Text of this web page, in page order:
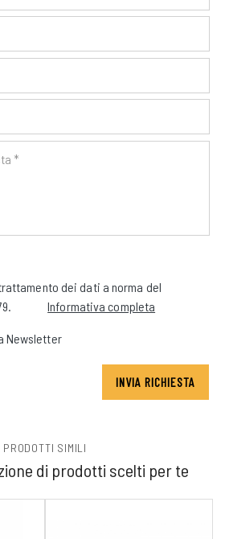
dei dati a norma del
Informativa completa
Newsletter
INVIA RICHIESTA
PRODOTTI SIMILI
di prodotti scelti per te